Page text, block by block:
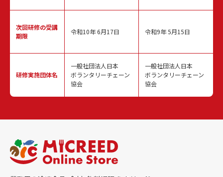
次回研修の受講
期限
研修実施団体名
令和10年 6月17日
一般社団法人日本
ボランタリーチェーン
協会
令和9年 5月15日
一般社団法人日本
ボランタリーチェーン
協会